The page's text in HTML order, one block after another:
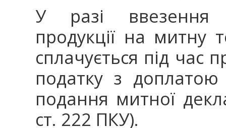
У разі ввезення
продукції на митну
сплачується під час
податку з
подання митної
ст. 222 ПКУ).